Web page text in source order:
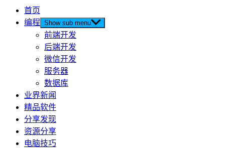
首页
编程 Show sub menu
前端开发
后端开发
微信开发
服务器
数据库
业界新闻
精品软件
分享发现
资源分享
电脑技巧